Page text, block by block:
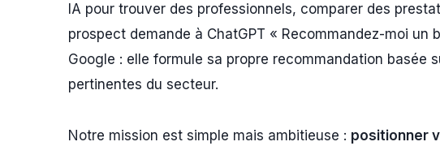
IA pour trouver des professionnels, comparer des
prospect demande à ChatGPT « Recommandez-moi
Google : elle formule sa propre recommandation basée
pertinentes du secteur.
Notre mission est simple mais ambitieuse : positionner